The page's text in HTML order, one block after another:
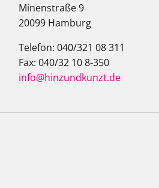
Minenstraße 9
20099 Hamburg
Telefon: 040/321 08 311
Fax: 040/32 10 8-350
info@hinzundkunzt.de